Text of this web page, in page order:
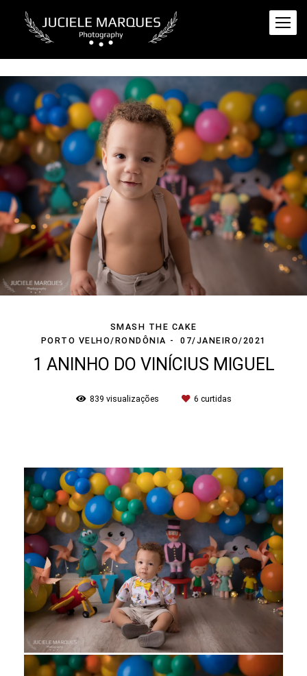
SMASH THE CAKE
PORTO VELHO/RONDÔNIA
07/JANEIRO/2021
1 ANINHO DO VINÍCIUS MIGUEL
839 visualizações 6 curtidas